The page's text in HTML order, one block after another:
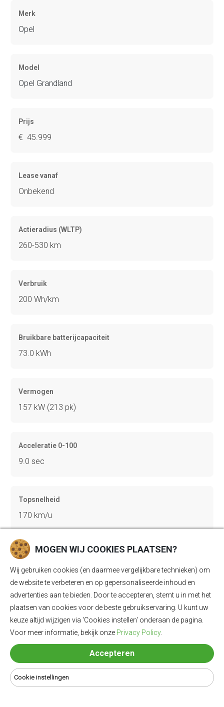
Merk
Opel
Model
Opel Grandland
Prijs
€ 45.999
Lease vanaf
Onbekend
Actieradius (WLTP)
260-530 km
Verbruik
200 Wh/km
Bruikbare batterijcapaciteit
73.0 kWh
Vermogen
157 kW (213 pk)
Acceleratie 0-100
9.0 sec
Topsnelheid
170 km/u
Gewicht
2232 kg
Bagageruimte
550 Ll
Lengte
4650 mm
MOGEN WIJ COOKIES PLAATSEN?
Wij gebruiken cookies (en daarmee vergelijkbare technieken) om
de website te verbeteren en op gepersonaliseerde inhoud en
advertenties aan te bieden. Door te accepteren, stemt u in met het
plaatsen van cookies voor de beste gebruikservaring. U kunt uw
keuze altijd wijzigen via 'Cookies instellen' onderaan de pagina.
Voor meer informatie, bekijk onze Privacy Policy.
Accepteren
Cookie instellingen